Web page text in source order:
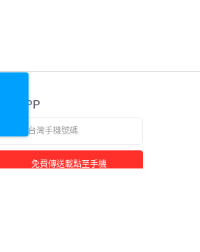
官方APP
免費傳送載點至手機